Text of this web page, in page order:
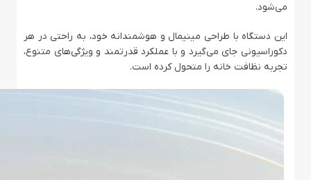
می‌شود.
این دستگاه با طراحی مینیمال و هوشمندانه خود، به راحتی در هر
دکوراسیونی جای می‌گیرد و با عملکرد قدرتمند و ویژگی‌های متنوع،
تجربه نظافت خانه را متحول کرده است.